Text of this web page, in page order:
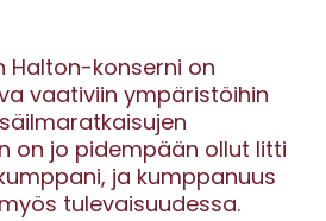
Halton-konserni on
vaativiin ympäristöihin
on jo pidempään ollut Iitti
ja kumppanuus
tulevaisuudessa.